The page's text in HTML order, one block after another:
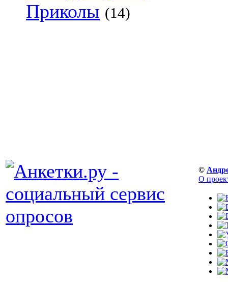
Приколы (14)
©
О